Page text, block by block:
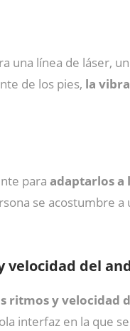
una línea de láser,
de los pies, la
para adaptarlos a
se acostumbre
velocidad del
ritmos y velocidad
interfaz en la que